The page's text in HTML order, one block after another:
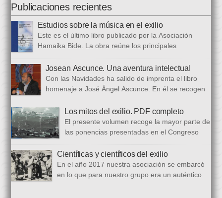
desde sus mismos inicios. Entre nosotros dejó el recuerdo de
una persona trabajadora y comprometida, que huía de
protagonismos y cargos oficiales. Sus aficiones […]
Publicaciones recientes
Estudios sobre la música en el exilio
Este es el último libro publicado por la Asociación
Hamaika Bide. La obra reúne los principales
celebrado en 2023. Bajo ese epígrafe se han recogido un total
de dieciséis ponencias. El libro se ha estructurado en tres
bloques. En el primero se analizan aspectos generales del arte
popular […]
Josean Ascunce. Una aventura intelectual
Con las Navidades ha salido de imprenta el libro
homenaje a José Ángel Ascunce. En él se recogen
desde diferentes perspectivas, incluyendo una detallada
biografía, bibliografía y una recopilación fotográfica. Los
coordinadores han sido Carmen Gil Fombellida y José Ramón
Zabala. Con ellos han particidado once escritores: […]
Los mitos del exilio. PDF completo
El presente volumen recoge la mayor parte de
las ponencias presentadas en el Congreso
primera vez, hemos acordado difundirlo, además de en
formato papel, en formato PDF con la finalidad de reducir los
costes de correo que supone su difusión. En este PDF es
posible acceder a todos […]
Científicas y científicos del exilio
En el año 2017 nuestra asociación se embarcó
en lo que para nuestro grupo era un auténtico